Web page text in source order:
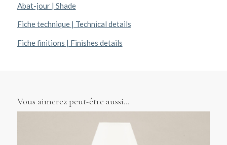
Abat-jour | Shade
Fiche technique | Technical details
Fiche finitions | Finishes details
Vous aimerez peut-être aussi…